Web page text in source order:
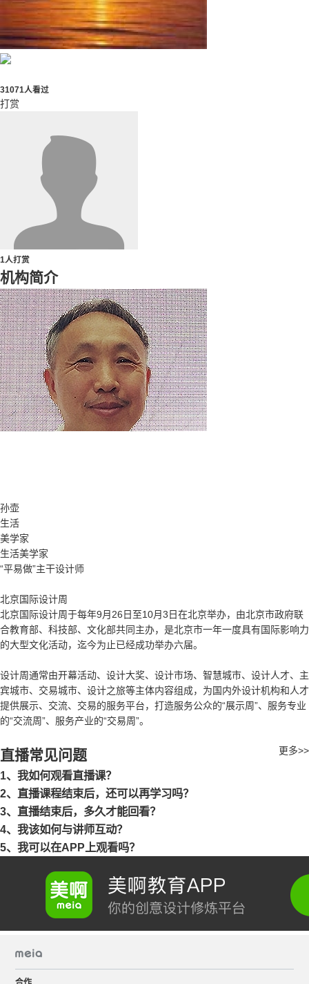
31071人看过
打赏
1人打赏
机构简介
孙壶
生活
美学家
生活美学家
“平易做”主干设计师
北京国际设计周
北京国际设计周于每年9月26日至10月3日在北京举办，由北京市政府联
合教育部、科技部、文化部共同主办，是北京市一年一度具有国际影响力
的大型文化活动，迄今为止已经成功举办六届。
设计周通常由开幕活动、设计大奖、设计市场、智慧城市、设计人才、主
宾城市、交易城市、设计之旅等主体内容组成，为国内外设计机构和人才
提供展示、交流、交易的服务平台，打造服务公众的“展示周”、服务专业
的“交流周”、服务产业的“交易周”。
直播常见问题 更多>>
1、我如何观看直播课？
2、直播课程结束后，还可以再学习吗？
3、直播结束后，多久才能回看？
4、我该如何与讲师互动？
5、我可以在APP上观看吗？